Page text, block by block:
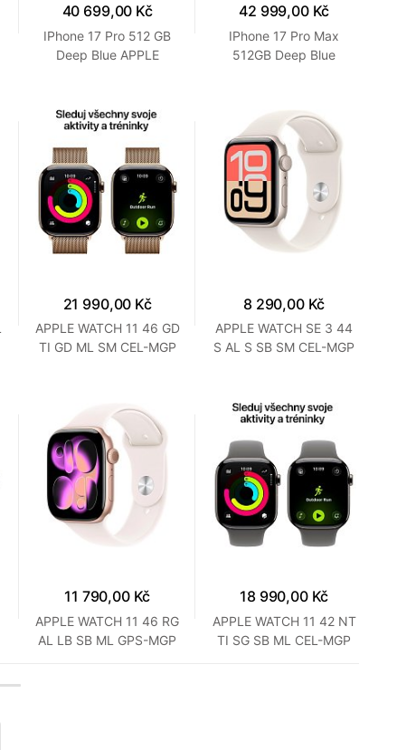
40 699,00 Kč
IPhone 17 Pro 512 GB
Deep Blue APPLE
42 999,00 Kč
IPhone 17 Pro Max
512GB Deep Blue
21 990,00 Kč
APPLE WATCH 11 46 GD
TI GD ML SM CEL-MGP
8 290,00 Kč
APPLE WATCH SE 3 44
S AL S SB SM CEL-MGP
11 790,00 Kč
APPLE WATCH 11 46 RG
AL LB SB ML GPS-MGP
18 990,00 Kč
APPLE WATCH 11 42 NT
TI SG SB ML CEL-MGP